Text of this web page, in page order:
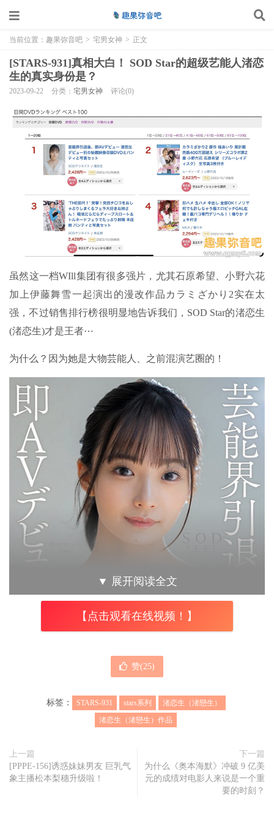
当前位置： 趣果弥音吧 > 宅男女神 > 正文
[STARS-931]真相大白！ SOD Star的超级艺能人渚恋
生的真实身份是？
2023-09-22 分类： 宅男女神 评论(0)
虽然这一档WIll集团有很多强片，尤其石原希望、小野六花
加上伊藤舞雪一起演出的漫改作品カラミざかり2实在太
强，不过销售排行榜很明显地告诉我们，SOD Star的渚恋生
(渚恋生)才是王者⋯
为什么？因为她是大物芸能人、之前混演艺圈的！
可能很多朋友不能理解，为什么日本人对艺能人三个字如此
迷恋？有些女艺人明明条件也没有特别好啊？这让我举个例
子，假如有一天你看到天心跑去SWAG拍片那你要不要看
▼ 展开阅读全文
【点击观看在线视频！】
赞(25)
标签： STARS-931 stars系列
渚恋生（渚戀生）
渚恋生（渚戀生）作品
上一篇
[PPPE-156]诱惑妹妹男友 巨乳气
象主播松本梨穗升级啦！
下一篇
为什么《奥本海默》冲破 9 亿美
元的成绩对电影人来说是一个重
要的时刻？